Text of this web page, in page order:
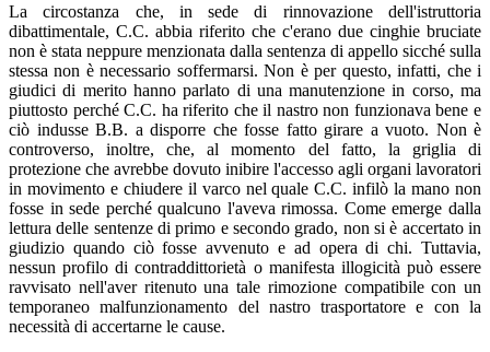
La circostanza che, in sede di rinnovazione dell'istruttoria
dibattimentale, C.C. abbia riferito che c'erano due cinghie bruciate
non è stata neppure menzionata dalla sentenza di appello sicché sulla
stessa non è necessario soffermarsi. Non è per questo, infatti, che i
giudici di merito hanno parlato di una manutenzione in corso, ma
piuttosto perché C.C. ha riferito che il nastro non funzionava bene e
ciò indusse B.B. a disporre che fosse fatto girare a vuoto. Non è
controverso, inoltre, che, al momento del fatto, la griglia di
protezione che avrebbe dovuto inibire l'accesso agli organi lavoratori
in movimento e chiudere il varco nel quale C.C. infilò la mano non
fosse in sede perché qualcuno l'aveva rimossa. Come emerge dalla
lettura delle sentenze di primo e secondo grado, non si è accertato in
giudizio quando ciò fosse avvenuto e ad opera di chi. Tuttavia,
nessun profilo di contraddittorietà o manifesta illogicità può essere
ravvisato nell'aver ritenuto una tale rimozione compatibile con un
temporaneo malfunzionamento del nastro trasportatore e con la
necessità di accertarne le cause.